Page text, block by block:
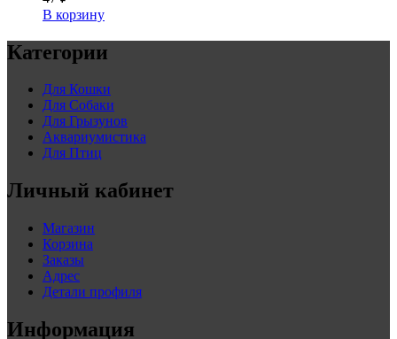
В корзину
Категории
Для Кошки
Для Собаки
Для Грызунов
Аквариумистика
Для Птиц
Личный кабинет
Магазин
Корзина
Заказы
Адрес
Детали профиля
Информация